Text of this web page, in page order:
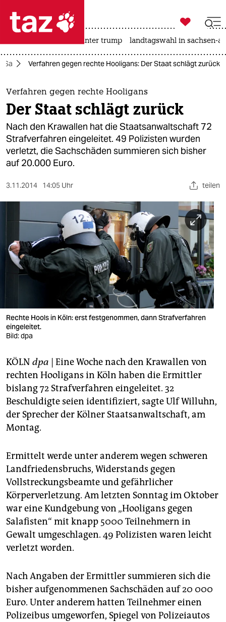
 taz zahl ich
taz zahl ich
themen
politik
öko
gesellschaft
kultur
sport
nord
wahrheit
verlag
veranstaltungen
shop
fragen & hilfe
unterstützen
abo
genossenschaft
epaper login

taz zahl ich
usa unter trump landtagswahl in sachsen-
Verfahren gegen rechte Hooligans: Der Staat schlägt zurück
Verfahren gegen rechte Hooligans
Der Staat schlägt zurück
Nach den Krawallen hat die Staatsanwaltschaft 72
Strafverfahren eingeleitet. 49 Polizisten wurden
verletzt, die Sachschäden summieren sich bisher
auf 20.000 Euro.
3.11.2014 14:05 Uhr teilen
Rechte Hools in Köln: erst festgenommen, dann Strafverfahren
eingeleitet.
Bild: dpa
KÖLN dpa | Eine Woche nach den Krawallen von
rechten Hooligans in Köln haben die Ermittler
bislang 72 Strafverfahren eingeleitet. 32
Beschuldigte seien identifiziert, sagte Ulf Willuhn,
der Sprecher der Kölner Staatsanwaltschaft, am
Montag.
Ermittelt werde unter anderem wegen schweren
Landfriedensbruchs, Widerstands gegen
Vollstreckungsbeamte und gefährlicher
Körperverletzung. Am letzten Sonntag im Oktober
war eine Kundgebung von „Hooligans gegen
Salafisten“ mit knapp 5000 Teilnehmern in
Gewalt umgeschlagen. 49 Polizisten waren leicht
verletzt worden.
Nach Angaben der Ermittler summieren sich die
bisher aufgenommenen Sachschäden auf 20 000
Euro. Unter anderem hatten Teilnehmer einen
Polizeibus umgeworfen, Spiegel von Polizeiautos